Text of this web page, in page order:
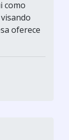
metaltex
metaltex